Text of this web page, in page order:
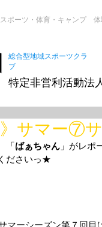
ポーツ・体育・キャンプ 体
総合型地域スポーツクラ
ブ
特定非営利活動法
》サマー⑦
「ばぁちゃん 」がレポ
ださいっ★
マーシーズン第７回目